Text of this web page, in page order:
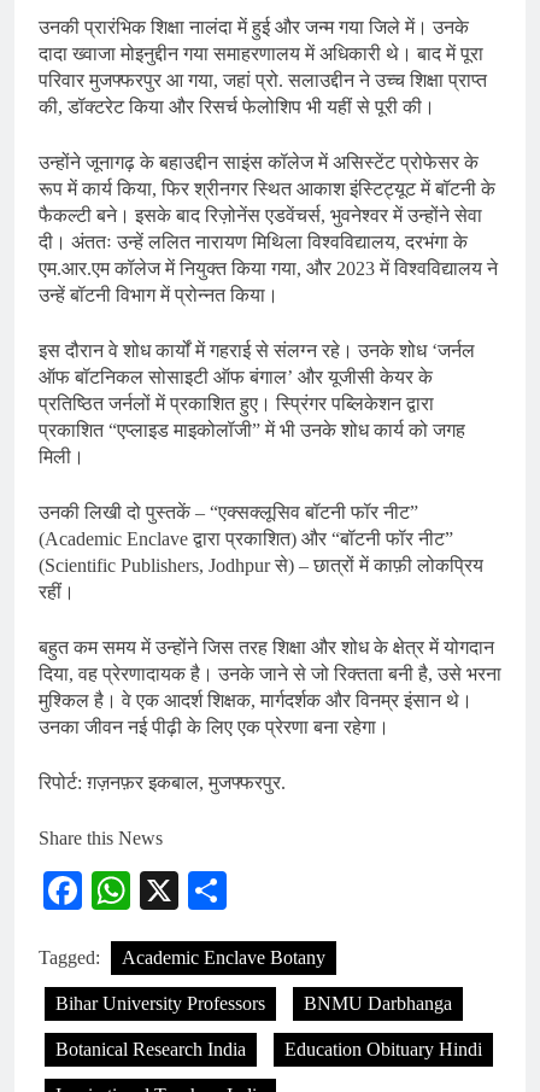
उनकी प्रारंभिक शिक्षा नालंदा में हुई और जन्म गया जिले में। उनके
दादा ख्वाजा मोइनुद्दीन गया समाहरणालय में अधिकारी थे। बाद में पूरा
परिवार मुजफ्फरपुर आ गया, जहां प्रो. सलाउद्दीन ने उच्च शिक्षा प्राप्त
की, डॉक्टरेट किया और रिसर्च फेलोशिप भी यहीं से पूरी की।
उन्होंने जूनागढ़ के बहाउद्दीन साइंस कॉलेज में असिस्टेंट प्रोफेसर के
रूप में कार्य किया, फिर श्रीनगर स्थित आकाश इंस्टिट्यूट में बॉटनी के
फैकल्टी बने। इसके बाद रिज़ोनेंस एडवेंचर्स, भुवनेश्वर में उन्होंने सेवा
दी। अंततः उन्हें ललित नारायण मिथिला विश्वविद्यालय, दरभंगा के
एम.आर.एम कॉलेज में नियुक्त किया गया, और 2023 में विश्वविद्यालय ने
उन्हें बॉटनी विभाग में प्रोन्नत किया।
इस दौरान वे शोध कार्यों में गहराई से संलग्न रहे। उनके शोध ‘जर्नल
ऑफ बॉटनिकल सोसाइटी ऑफ बंगाल’ और यूजीसी केयर के
प्रतिष्ठित जर्नलों में प्रकाशित हुए। स्प्रिंगर पब्लिकेशन द्वारा
प्रकाशित “एप्लाइड माइकोलॉजी” में भी उनके शोध कार्य को जगह
मिली।
उनकी लिखी दो पुस्तकें – “एक्सक्लूसिव बॉटनी फॉर नीट”
(Academic Enclave द्वारा प्रकाशित) और “बॉटनी फॉर नीट”
(Scientific Publishers, Jodhpur से) – छात्रों में काफ़ी लोकप्रिय
रहीं।
बहुत कम समय में उन्होंने जिस तरह शिक्षा और शोध के क्षेत्र में योगदान
दिया, वह प्रेरणादायक है। उनके जाने से जो रिक्तता बनी है, उसे भरना
मुश्किल है। वे एक आदर्श शिक्षक, मार्गदर्शक और विनम्र इंसान थे।
उनका जीवन नई पीढ़ी के लिए एक प्रेरणा बना रहेगा।
रिपोर्ट: ग़ज़नफ़र इकबाल, मुजफ्फरपुर.
Share this News
Facebook
WhatsApp
X
Tagged: Academic Enclave Botany
Bihar University Professors BNMU Darbhanga
Botanical Research India Education Obituary Hindi